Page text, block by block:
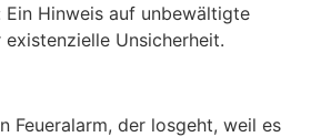
Hinweis auf unbewältigte
Unsicherheit.
Feueralarm, der losgeht, weil es